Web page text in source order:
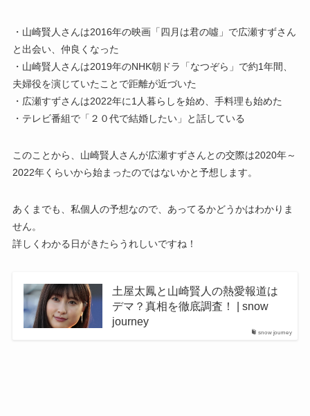
・山崎賢人さんは2016年の映画「四月は君の噓」で広瀬すずさん
と出会い、仲良くなった
・山崎賢人さんは2019年のNHK朝ドラ「なつぞら」で約1年間、
夫婦役を演じていたことで距離が近づいた
・広瀬すずさんは2022年に1人暮らしを始め、手料理も始めた
・テレビ番組で「２０代で結婚したい」と話している
このことから、山崎賢人さんが広瀬すずさんとの交際は2020年～
2022年くらいから始まったのではないかと予想します。
あくまでも、私個人の予想なので、あってるかどうかはわかりま
せん。
詳しくわかる日がきたらうれしいですね！
snow journey
土屋太鳳と山崎賢人の熱愛報道は
デマ？真相を徹底調査！ | snow
journey